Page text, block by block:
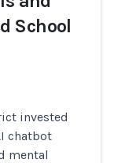
School
invested
chatbot
mental